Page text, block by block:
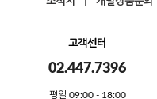
고객센터
02.447.7396
평일 09:00 - 18:00